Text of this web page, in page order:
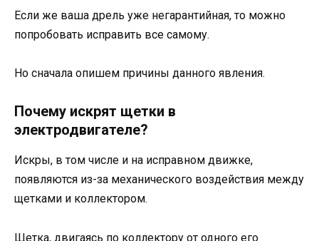
Если же ваша дрель уже негарантийная, то можно
попробовать исправить все самому.
Но сначала опишем причины данного явления.
Почему искрят щетки в
электродвигателе?
Искры, в том числе и на исправном движке,
появляются из-за механического воздействия между
щетками и коллектором.
Щетка, двигаясь по коллектору от одного его